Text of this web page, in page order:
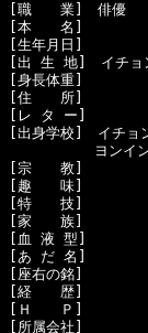
[職　　業]　俳優
[本　　名]
[生年月日]
[出 生 地]　イチョ
[身長体重]
[住　　所]
[レ タ ー]
[出身学校]　イチョ
ヨンイン（龍
[宗　　教]
[趣　　味]
[特　　技]
[家　　族]
[血 液 型]
[あ だ 名]
[座右の銘]
[経　　歴]
[Ｈ　　Ｐ]
[所属会社]